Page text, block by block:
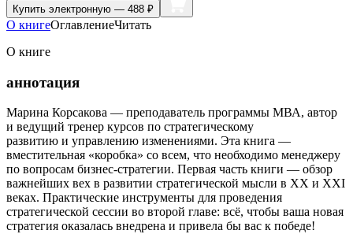
Купить электронную — 488 ₽
О книгеОглавлениеЧитать
О книге
аннотация
Марина Корсакова — преподаватель программы МВА, автор
и ведущий тренер курсов по стратегическому
развитию и управлению изменениями. Эта книга —
вместительная «коробка» со всем, что необходимо менеджеру
по вопросам бизнес-стратегии. Первая часть книги — обзор
важнейших вех в развитии стратегической мысли в XX и XXI
веках. Практические инструменты для проведения
стратегической сессии во второй главе: всё, чтобы ваша новая
стратегия оказалась внедрена и привела бы вас к победе!